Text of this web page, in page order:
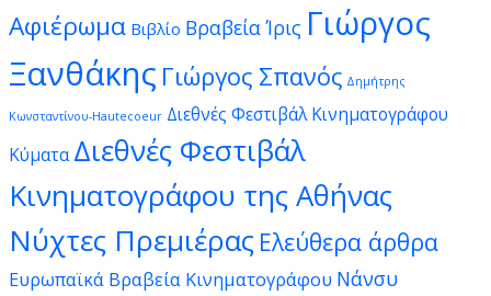
Αφιέρωμα Βιβλίο Βραβεία Ίρις Γιώργος
Ξανθάκης Γιώργος Σπανός Δημήτρης
Κωνσταντίνου-Hautecoeur Διεθνές Φεστιβάλ Κινηματογράφου
Κύματα Διεθνές Φεστιβάλ
Κινηματογράφου της Αθήνας
Νύχτες Πρεμιέρας Ελεύθερα άρθρα
Ευρωπαϊκά Βραβεία Κινηματογράφου Νάνσυ